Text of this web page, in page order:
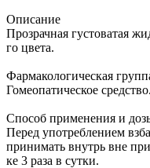
Опи­са­ние
Про­зрач­ная гу­сто­ва­тая
го цве­та.
Фар­ма­ко­ло­ги­че­ская
Го­мео­па­ти­че­ское сред­ство.
Спо­соб при­ме­не­ния и
Пе­ред упо­треб­ле­ни­ем
при­ни­мать внутрь вне
ке 3 ра­за в сут­ки.